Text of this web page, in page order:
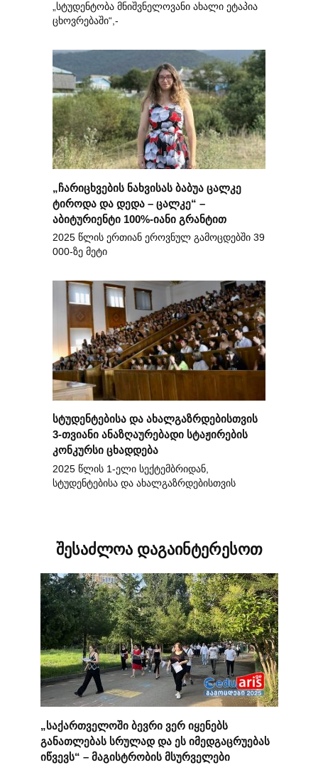
„სტუდენტობა მნიშვნელოვანი ახალი ეტაპია
ცხოვრებაში“,-
„ჩარიცხვების ნახვისას ბაბუა ცალკე
ტიროდა და დედა – ცალკე“ –
აბიტურიენტი 100%-იანი გრანტით
2025 წლის ერთიან ეროვნულ გამოცდებში 39
000-ზე მეტი
სტუდენტებისა და ახალგაზრდებისთვის
3-თვიანი ანაზღაურებადი სტაჟირების
კონკურსი ცხადდება
2025 წლის 1-ელი სექტემბრიდან,
სტუდენტებისა და ახალგაზრდებისთვის
შესაძლოა დაგაინტერესოთ
„საქართველოში ბევრი ვერ იყენებს
განათლებას სრულად და ეს იმედგაცრუებას
იწვევს“ – მაგისტრობის მსურველები